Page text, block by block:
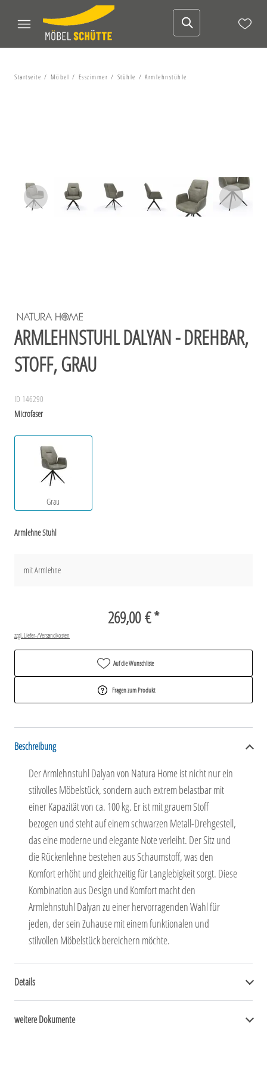
Startseite Möbel Esszimmer Stühle Armlehnstühle
ARMLEHNSTUHL DALYAN - DREHBAR,
STOFF, GRAU
ID 146290
Microfaser
Grau
Armlehne Stuhl
mit Armlehne
269,00 € *
zzgl. Liefer-/Versandkosten
Auf die Wunschliste
Fragen zum Produkt
Beschreibung
Der Armlehnstuhl Dalyan von Natura Home ist nicht nur ein
stilvolles Möbelstück, sondern auch extrem belastbar mit
einer Kapazität von ca. 100 kg. Er ist mit grauem Stoff
bezogen und steht auf einem schwarzen Metall-Drehgestell,
das eine moderne und elegante Note verleiht. Der Sitz und
die Rückenlehne bestehen aus Schaumstoff, was den
Komfort erhöht und gleichzeitig für Langlebigkeit sorgt. Diese
Kombination aus Design und Komfort macht den
Armlehnstuhl Dalyan zu einer hervorragenden Wahl für
jeden, der sein Zuhause mit einem funktionalen und
stilvollen Möbelstück bereichern möchte.
Details
weitere Dokumente